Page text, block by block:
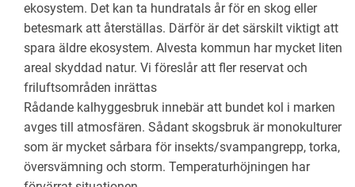
ekosystem. Det kan ta hundratals år för en skog eller
betesmark att återställas. Därför är det särskilt viktigt att
spara äldre ekosystem. Alvesta kommun har mycket liten
areal skyddad natur. Vi föreslår att fler reservat och
friluftsområden inrättas
Rådande kalhyggesbruk innebär att bundet kol i marken
avges till atmosfären. Sådant skogsbruk är monokulturer
som är mycket sårbara för insekts/svampangrepp, torka,
översvämning och storm. Temperaturhöjningen har